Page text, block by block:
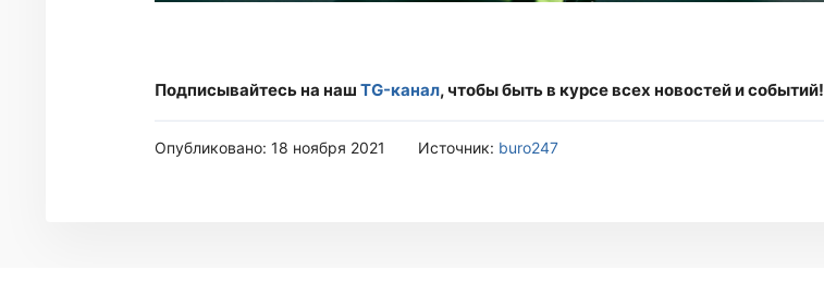
Подписывайтесь на наш TG-канал, чтобы быть в курсе всех новостей и событий!
Опубликовано: 18 ноября 2021 Источник: buro247